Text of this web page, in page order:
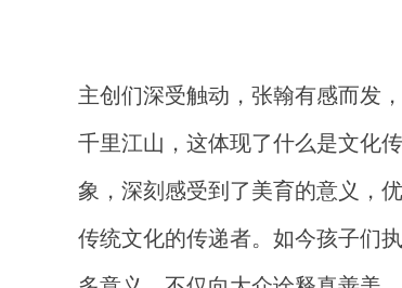
主创们深受触动，张翰有感而发
千里江山 ， 这体现了什么是文化传
象，深刻感受到了美育的意义，
传统文化的传递者。如今孩子们